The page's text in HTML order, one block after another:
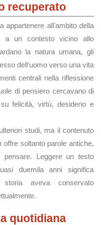
recuperato
appartenere all'ambito della
a un contesto vicino allo
la natura umana, gli
dell'uomo verso una vita
centrali nella riflessione
di pensiero cercavano di
felicità, virtù, desiderio e
studi, ma il contenuto
soltanto parole antiche,
Leggere un testo
duemila anni significa
aveva conservato
quotidiana